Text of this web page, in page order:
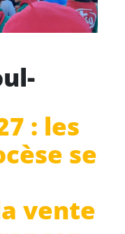
: les
se
vente